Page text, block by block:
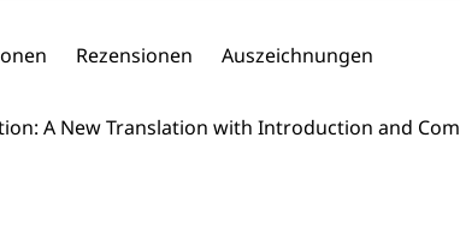
Rezensionen Auszeichnungen
A New Translation with Introduction and